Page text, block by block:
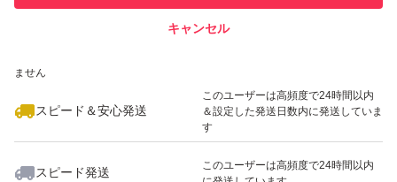
ません
スピード＆安心発送
このユーザーは高頻度で24時間以内
＆設定した発送日数内に発送していま
す
スピード発送
このユーザーは高頻度で24時間以内
キャンセル